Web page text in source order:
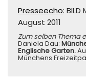
Presseecho:
August 2011
Zum selben Thema
Daniela Dau:
Englische Garten.
Münchens